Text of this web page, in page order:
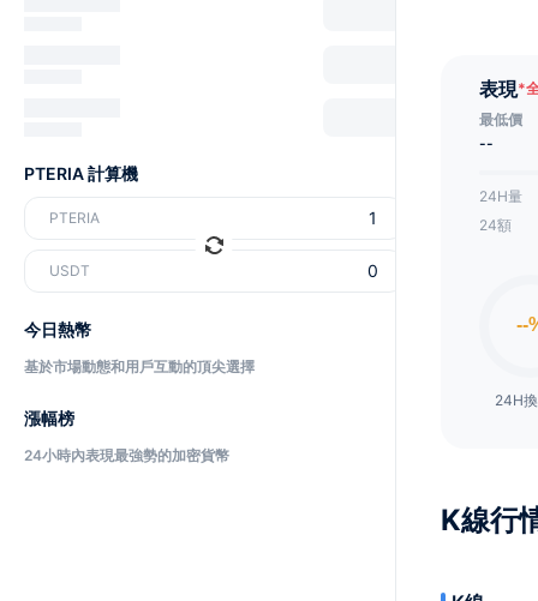
表現*
最低價
--
24H量
24額
24H
K線行
PTERIA 計算機
PTERIA
USDT
今日熱幣
基於市場動態和用戶互動的頂尖選擇
漲幅榜
24小時內表現最強勢的加密貨幣